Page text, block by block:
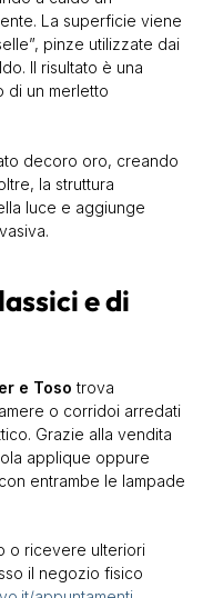
La superficie viene
pinze utilizzate dai
Il risultato è una
di un merletto
decoro oro, creando
la struttura
luce e aggiunge
e di
e Toso trova
o corridoi arredati
Grazie alla vendita
applique oppure
entrambe le lampade
o ricevere ulteriori
il negozio fisico